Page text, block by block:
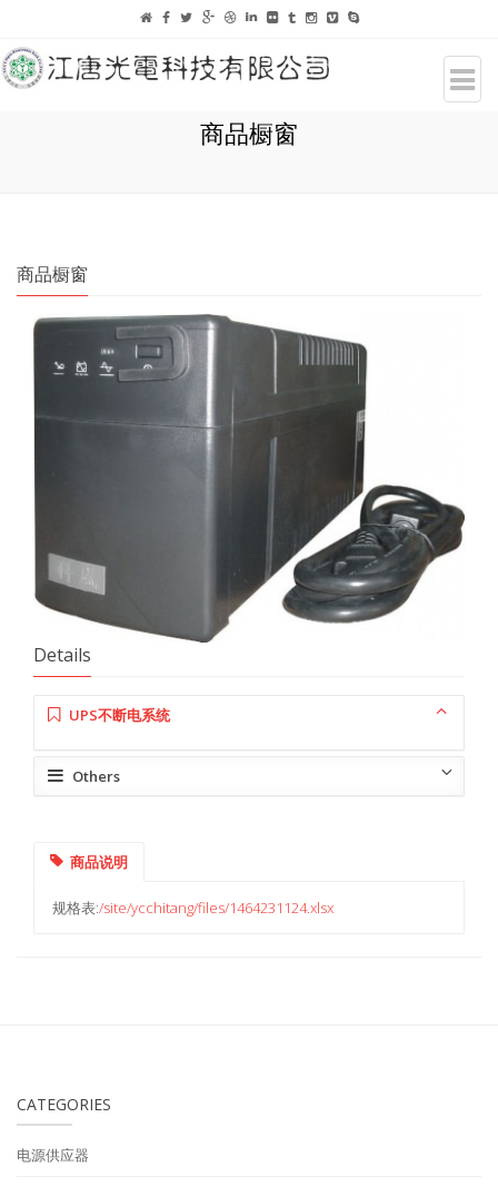
商品橱窗
商品橱窗
Details
UPS不断电系统
Others
商品说明
规格表:/site/ycchitang/files/1464231124.xlsx
CATEGORIES
电源供应器